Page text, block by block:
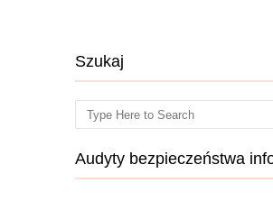
Szukaj
Search
Audyty bezpieczeństwa